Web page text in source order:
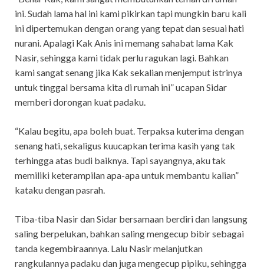
ini. Sudah lama hal ini kami pikirkan tapi mungkin baru kali
ini dipertemukan dengan orang yang tepat dan sesuai hati
nurani. Apalagi Kak Anis ini memang sahabat lama Kak
Nasir, sehingga kami tidak perlu ragukan lagi. Bahkan
kami sangat senang jika Kak sekalian menjemput istrinya
untuk tinggal bersama kita di rumah ini” ucapan Sidar
memberi dorongan kuat padaku.
“Kalau begitu, apa boleh buat. Terpaksa kuterima dengan
senang hati, sekaligus kuucapkan terima kasih yang tak
terhingga atas budi baiknya. Tapi sayangnya, aku tak
memiliki keterampilan apa-apa untuk membantu kalian”
kataku dengan pasrah.
Tiba-tiba Nasir dan Sidar bersamaan berdiri dan langsung
saling berpelukan, bahkan saling mengecup bibir sebagai
tanda kegembiraannya. Lalu Nasir melanjutkan
rangkulannya padaku dan juga mengecup pipiku, sehingga